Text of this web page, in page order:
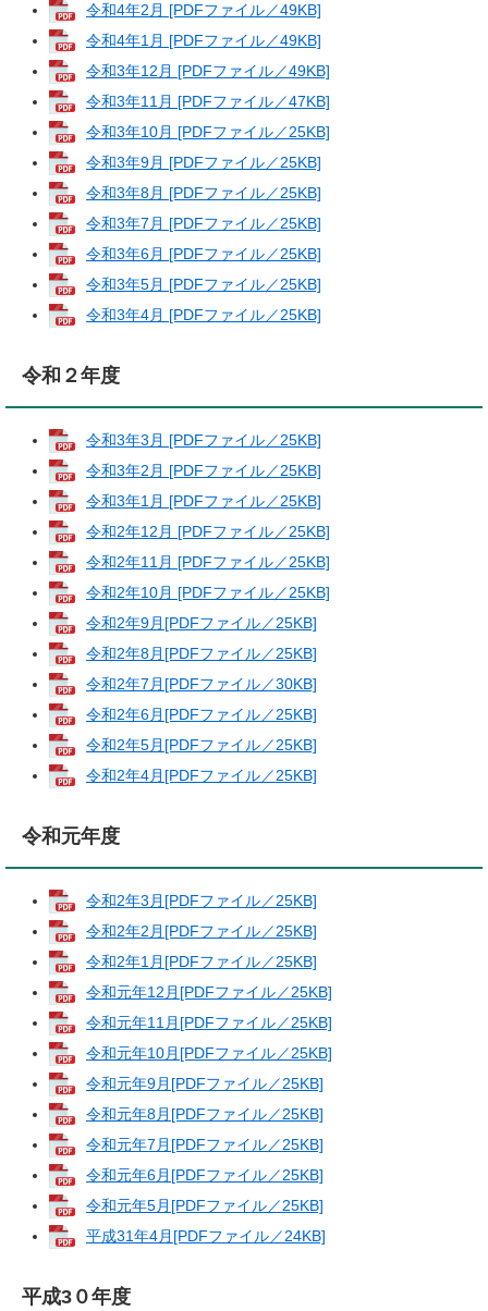
令和4年2月 [PDFファイル／49KB]
令和4年1月 [PDFファイル／49KB]
令和3年12月 [PDFファイル／49KB]
令和3年11月 [PDFファイル／47KB]
令和3年10月 [PDFファイル／25KB]
令和3年9月 [PDFファイル／25KB]
令和3年8月 [PDFファイル／25KB]
令和3年7月 [PDFファイル／25KB]
令和3年6月 [PDFファイル／25KB]
令和3年5月 [PDFファイル／25KB]
令和3年4月 [PDFファイル／25KB]
令和２年度
令和3年3月 [PDFファイル／25KB]
令和3年2月 [PDFファイル／25KB]
令和3年1月 [PDFファイル／25KB]
令和2年12月 [PDFファイル／25KB]
令和2年11月 [PDFファイル／25KB]
令和2年10月 [PDFファイル／25KB]
令和2年9月[PDFファイル／25KB]
令和2年8月[PDFファイル／25KB]
令和2年7月[PDFファイル／30KB]
令和2年6月[PDFファイル／25KB]
令和2年5月[PDFファイル／25KB]
令和2年4月[PDFファイル／25KB]
令和元年度
令和2年3月[PDFファイル／25KB]
令和2年2月[PDFファイル／25KB]
令和2年1月[PDFファイル／25KB]
令和元年12月[PDFファイル／25KB]
令和元年11月[PDFファイル／25KB]
令和元年10月[PDFファイル／25KB]
令和元年9月[PDFファイル／25KB]
令和元年8月[PDFファイル／25KB]
令和元年7月[PDFファイル／25KB]
令和元年6月[PDFファイル／25KB]
令和元年5月[PDFファイル／25KB]
平成31年4月[PDFファイル／24KB]
平成3０年度